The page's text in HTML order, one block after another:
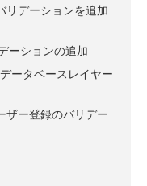
リデーションを追加
ーションの追加
ータベースレイヤー
ザー登録のバリデー